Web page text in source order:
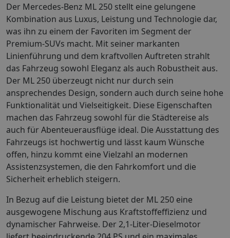
Der Mercedes-Benz ML 250 stellt eine gelungene
Kombination aus Luxus, Leistung und Technologie dar,
was ihn zu einem der Favoriten im Segment der
Premium-SUVs macht. Mit seiner markanten
Linienführung und dem kraftvollen Auftreten strahlt
das Fahrzeug sowohl Eleganz als auch Robustheit aus.
Der ML 250 überzeugt nicht nur durch sein
ansprechendes Design, sondern auch durch seine hohe
Funktionalität und Vielseitigkeit. Diese Eigenschaften
machen das Fahrzeug sowohl für die Städtereise als
auch für Abenteuerausflüge ideal. Die Ausstattung des
Fahrzeugs ist hochwertig und lässt kaum Wünsche
offen, hinzu kommt eine Vielzahl an modernen
Assistenzsystemen, die den Fahrkomfort und die
Sicherheit erheblich steigern.
In Bezug auf die Leistung bietet der ML 250 eine
ausgewogene Mischung aus Kraftstoffeffizienz und
dynamischer Fahrweise. Der 2,1-Liter-Dieselmotor